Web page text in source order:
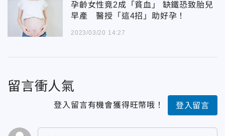
孕齡女性竟2成「貧血」 缺鐵恐致胎兒
早產 醫授「這4招」助好孕！
2023/03/20 14:27
留言衝人氣
登入留言有機會獲得旺幣哦！ 登入留言